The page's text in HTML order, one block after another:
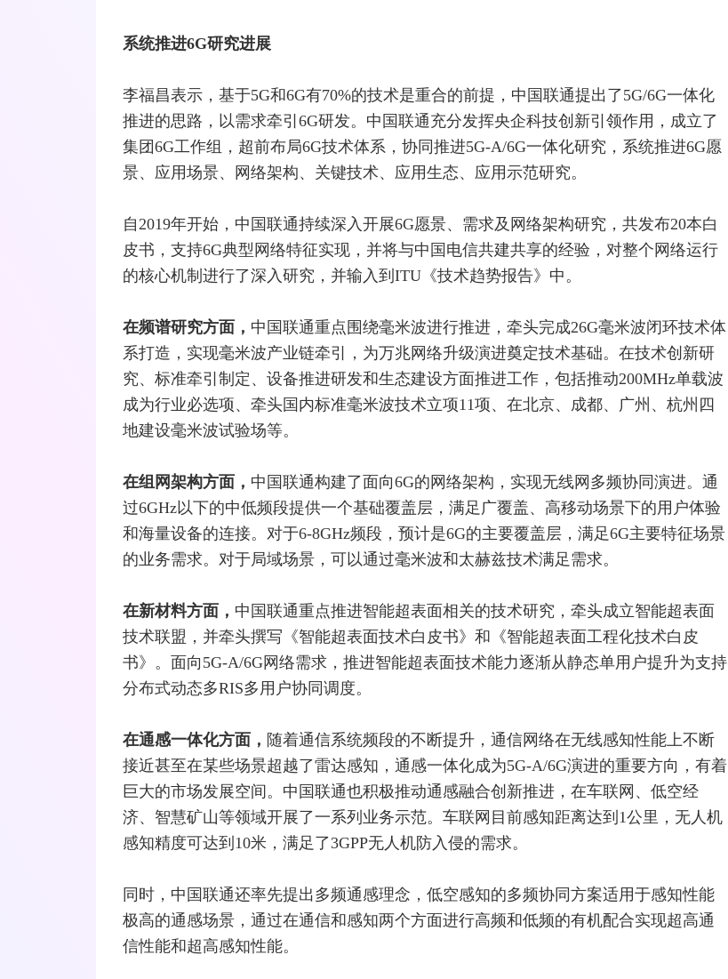
系统推进6G研究进展
李福昌表示，基于5G和6G有70%的技术是重合的前提，中国联通提出了5G/6G一体化
推进的思路，以需求牵引6G研发。中国联通充分发挥央企科技创新引领作用，成立了
集团6G工作组，超前布局6G技术体系，协同推进5G-A/6G一体化研究，系统推进6G愿
景、应用场景、网络架构、关键技术、应用生态、应用示范研究。
自2019年开始，中国联通持续深入开展6G愿景、需求及网络架构研究，共发布20本白
皮书，支持6G典型网络特征实现，并将与中国电信共建共享的经验，对整个网络运行
的核心机制进行了深入研究，并输入到 ITU《技术趋势报告》中。
在频谱研究方面， 中国联通重点围绕毫米波进行推进，牵头完成26G毫米波闭环技术体
系打造，实现毫米波产业链牵引，为万兆网络升级演进奠定技术基础。在技术创新研
究、标准牵引制定、设备推进研发和生态建设方面推进工作，包括推动200MHz单载波
成为行业必选项、牵头国内标准毫米波技术立项11项、在北京、成都、广州、杭州四
地建设毫米波试验场等。
在组网架构方面， 中国联通构建了面向6G的网络架构，实现无线网多频协同演进。通
过6GHz以下的中低频段提供一个基础覆盖层，满足广覆盖、高移动场景下的用户体验
和海量设备的连接。对于6-8GHz频段，预计是6G的主要覆盖层，满足6G主要特征场景
的业务需求。对于局域场景，可以通过毫米波和太赫兹技术满足需求。
在新材料方面， 中国联通重点推进智能超表面相关的技术研究，牵头成立智能超表面
技术联盟，并牵头撰写《智能超表面技术白皮书》和《智能超表面工程化技术白皮
书》。面向5G-A/6G网络需求，推进智能超表面技术能力逐渐从静态单用户提升为支持
分布式动态多RIS多用户协同调度。
在通感一体化方面， 随着通信系统频段的不断提升，通信网络在无线感知性能上不断
接近甚至在某些场景超越了雷达感知，通感一体化成为5G-A/6G演进的重要方向，有着
巨大的市场发展空间。中国联通也积极推动通感融合创新推进，在车联网 、低空经
济、智慧矿山等领域开展了一系列业务示范。车联网目前感知距离达到1公里，无人机
感知精度可达到10米，满足了3GPP无人机防入侵的需求。
同时，中国联通还率先提出多频通感理念，低空感知的多频协同方案适用于感知性能
极高的通感场景，通过在通信和感知两个方面进行高频和低频的有机配合实现超高通
信性能和超高感知性能。